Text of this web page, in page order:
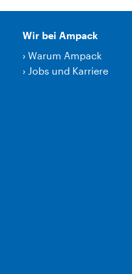
Wir bei Ampack
› Warum Ampack
› Jobs und Karriere